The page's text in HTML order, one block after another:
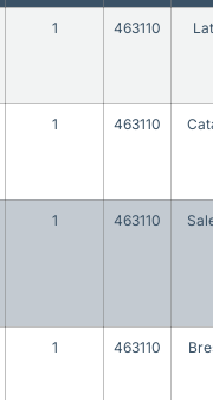
1 463110
1 463110
1 463110
1 463110